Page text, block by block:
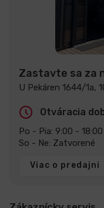
Zastavte sa za
U Pekáren 1644/1a,
Otváracia
Po - Pia: 9:00 - 18:00
So - Ne: Zatvorené
Viac o predajni